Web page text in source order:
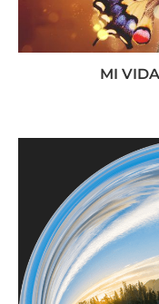
MI